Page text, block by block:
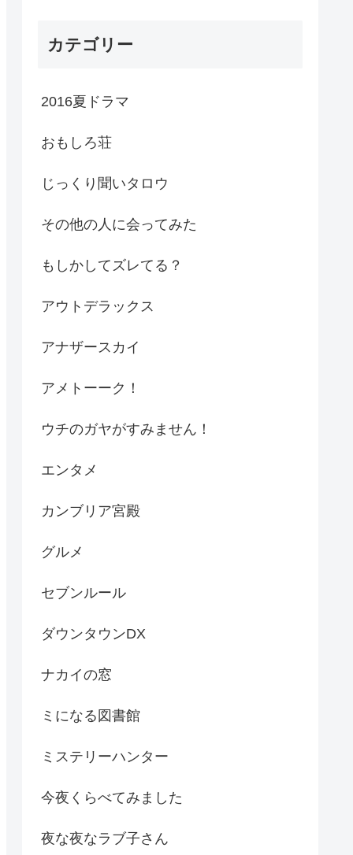
カテゴリー
2016夏ドラマ
おもしろ荘
じっくり聞いタロウ
その他の人に会ってみた
もしかしてズレてる？
アウトデラックス
アナザースカイ
アメトーーク！
ウチのガヤがすみません！
エンタメ
カンブリア宮殿
グルメ
セブンルール
ダウンタウンDX
ナカイの窓
ミになる図書館
ミステリーハンター
今夜くらべてみました
夜な夜なラブ子さん